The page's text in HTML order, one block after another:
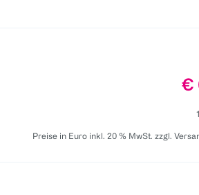
€
Preise in Euro inkl. 20 % MwSt. zzgl.